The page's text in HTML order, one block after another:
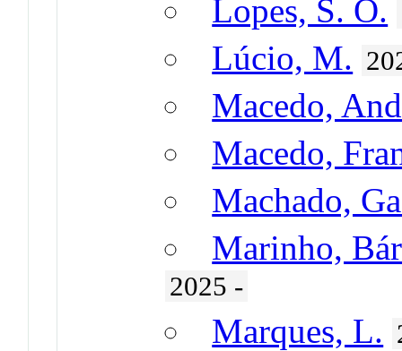
Lopes, S. O.
Lúcio, M.
Macedo,
Macedo,
Machado,
Marinho,
2025 -
Marques, L.